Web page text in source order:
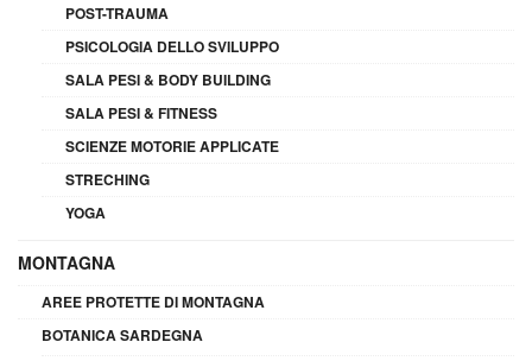
POST-TRAUMA
PSICOLOGIA DELLO SVILUPPO
SALA PESI & BODY BUILDING
SALA PESI & FITNESS
SCIENZE MOTORIE APPLICATE
STRECHING
YOGA
MONTAGNA
AREE PROTETTE DI MONTAGNA
BOTANICA SARDEGNA